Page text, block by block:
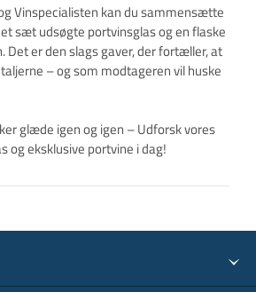
Vinspecialisten kan du sammensætte
sæt udsøgte portvinsglas og en flaske
Det er den slags gaver, der fortæller, at
– og som modtageren vil huske
glæde igen og igen – Udforsk vores
og eksklusive portvine i dag!